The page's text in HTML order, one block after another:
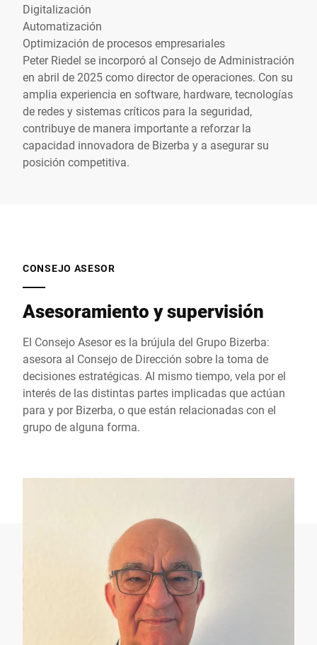
Digitalización
Automatización
Optimización de procesos empresariales
Peter Riedel se incorporó al Consejo de Administración
en abril de 2025 como director de operaciones. Con su
amplia experiencia en software, hardware, tecnologías
de redes y sistemas críticos para la seguridad,
contribuye de manera importante a reforzar la
capacidad innovadora de Bizerba y a asegurar su
posición competitiva.
CONSEJO ASESOR
Asesoramiento y supervisión
El Consejo Asesor es la brújula del Grupo Bizerba:
asesora al Consejo de Dirección sobre la toma de
decisiones estratégicas. Al mismo tiempo, vela por el
interés de las distintas partes implicadas que actúan
para y por Bizerba, o que están relacionadas con el
grupo de alguna forma.